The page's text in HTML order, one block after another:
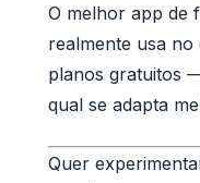
O melhor app de
realmente usa no
planos gratuitos
qual se adapta
Quer